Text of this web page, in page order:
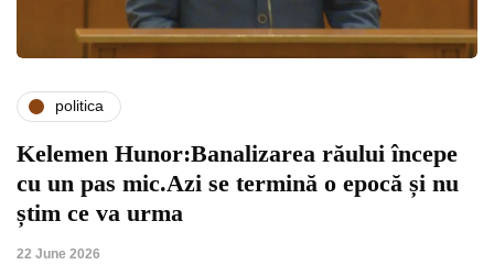
politica
Kelemen Hunor:Banalizarea răului începe
cu un pas mic.Azi se termină o epocă și nu
știm ce va urma
22 June 2026